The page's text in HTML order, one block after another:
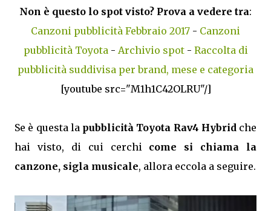
Non è questo lo spot visto? Prova a vedere tra:
Canzoni pubblicità Febbraio 2017 - Canzoni
pubblicità Toyota- Archivio spot- Raccolta di
pubblicità suddivisa per brand, mese e categoria
[youtube src="M1h1C42OLRU"/]
Se è questa la pubblicità Toyota Rav4 Hybridche
hai visto, di cui cerchi come si chiama la
canzone, sigla musicale, allora eccola a seguire.